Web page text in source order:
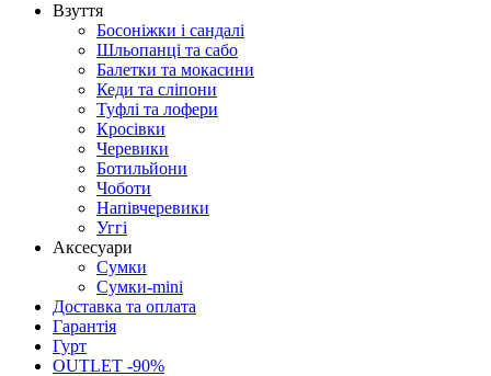
Взуття
Босоніжки і сандалі
Шльопанці та сабо
Балетки та мокасини
Кеди та сліпони
Туфлі та лофери
Кросівки
Черевики
Ботильйони
Чоботи
Напівчеревики
Уггі
Аксесуари
Сумки
Сумки-mini
Доставка та оплата
Гарантія
Гурт
OUTLET -90%